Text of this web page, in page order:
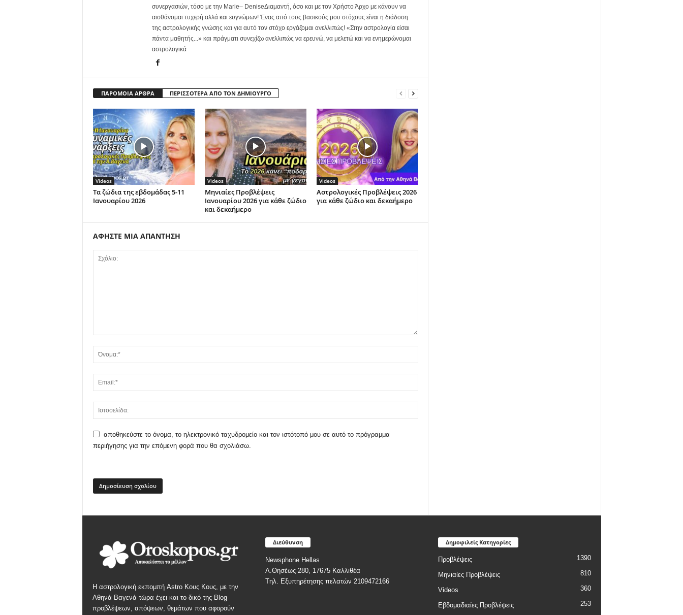
συνεργασιών, τόσο με την Marie– DeniseΔιαμαντή, όσο και με τον Χρήστο Άρχο με κάνουν να
αισθάνομαι τυχερή αλλά και ευγνώμων! Ένας από τους βασικούς μου στόχους είναι η διάδοση
της αστρολογικής γνώσης και για αυτό τον στόχο εργάζομαι ανελλιπώς! «Στην αστρολογία είσαι
πάντα μαθητής...» και πράγματι συνεχίζω ανελλιπώς να ερευνώ, να μελετώ και να ενημερώνομαι
αστρολογικά
ΠΑΡΟΜΟΙΑ ΑΡΘΡΑ ΠΕΡΙΣΣΟΤΕΡΑ ΑΠΟ ΤΟΝ ΔΗΜΙΟΥΡΓΟ
Videos
Τα ζώδια της εβδομάδας 5-11
Ιανουαρίου 2026
Videos
Μηνιαίες Προβλέψεις
Ιανουαρίου 2026 για κάθε ζώδιο
και δεκαήμερο
Videos
Αστρολογικές Προβλέψεις 2026
για κάθε ζώδιο και δεκαήμερο
ΑΦΗΣΤΕ ΜΙΑ ΑΠΑΝΤΗΣΗ
αποθηκεύστε το όνομα, το ηλεκτρονικό ταχυδρομείο και τον ιστότοπό μου σε αυτό το πρόγραμμα
περιήγησης για την επόμενη φορά που θα σχολιάσω.
Η αστρολογική εκπομπή Astro Κους Κους, με την
Αθηνά Βαγενά τώρα έχει και το δικό της Blog
προβλέψεων, απόψεων, θεμάτων που αφορούν
Διεύθυνση
Newsphone Hellas
Λ.Θησέως 280, 17675 Καλλιθέα
Tηλ. Εξυπηρέτησης πελατών 2109472166
Δημοφιλείς Κατηγορίες
Προβλέψεις 1390
Μηνιαίες Προβλέψεις 810
Videos 360
Εβδομαδιαίες Προβλέψεις
253